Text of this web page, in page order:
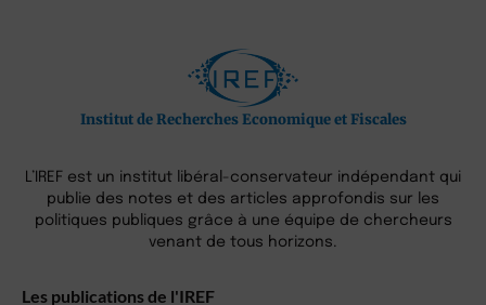
Institut de Recherches Economique et Fiscales
L’IREF est un institut libéral-conservateur indépendant qui
publie des notes et des articles approfondis sur les
politiques publiques grâce à une équipe de chercheurs
venant de tous horizons.
Les publications de l'IREF